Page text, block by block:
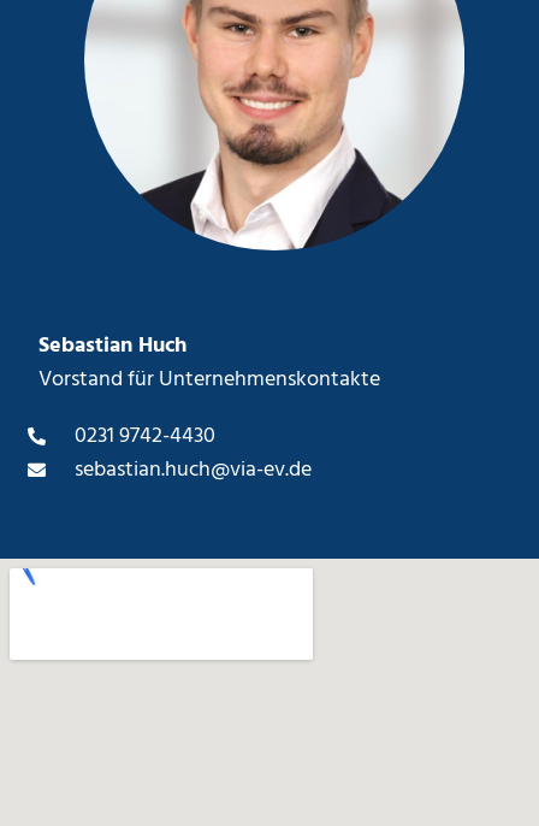
Sebastian Huch
Vorstand für Unternehmenskontakte
0231 9742-4430
sebastian.huch@via-ev.de